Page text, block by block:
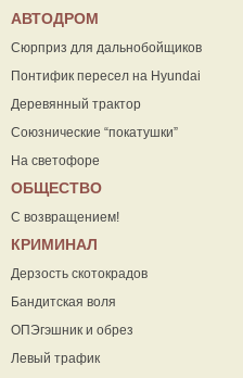
АВТОДРОМ
Сюрприз для дальнобойщиков
Понтифик пересел на Hyundai
Деревянный трактор
Союзнические “покатушки”
На светофоре
ОБЩЕСТВО
С возвращением!
КРИМИНАЛ
Дерзость скотокрадов
Бандитская воля
ОПЭгэшник и обрез
Левый трафик